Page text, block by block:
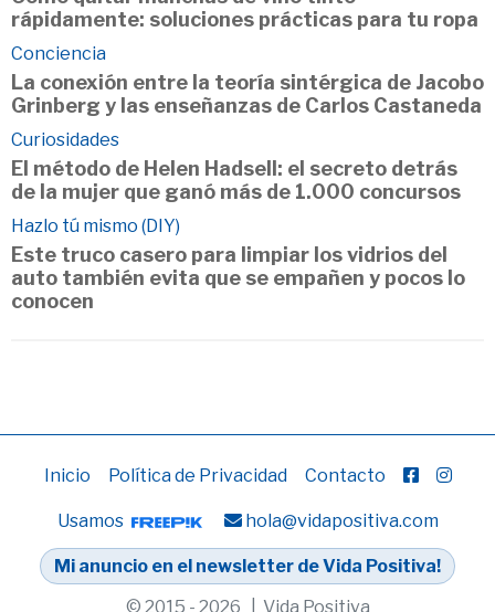
rápidamente: soluciones prácticas para tu ropa
Conciencia
La conexión entre la teoría sintérgica de Jacobo
Grinberg y las enseñanzas de Carlos Castaneda
Curiosidades
El método de Helen Hadsell: el secreto detrás
de la mujer que ganó más de 1.000 concursos
Hazlo tú mismo (DIY)
Este truco casero para limpiar los vidrios del
auto también evita que se empañen y pocos lo
conocen
Inicio Política de Privacidad Contacto
Usamos hola@vidapositiva.com
Mi anuncio en el newsletter de Vida Positiva!
© 2015 - 2026 | Vida Positiva